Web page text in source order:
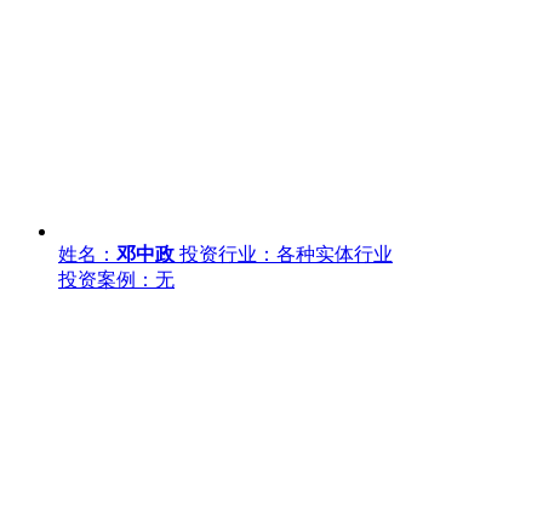
姓名： 邓中政 投资行业：各种实体行业
投资案例：无